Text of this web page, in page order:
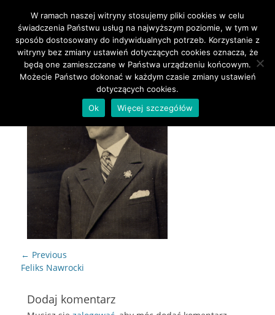
Primary Menu
Skip
to
content
Nawigacja
wpisu
← Previous
Previous
Feliks Nawrocki
Dodaj komentarz
W ramach naszej witryny stosujemy pliki cookies w celu
świadczenia Państwu usług na najwyższym poziomie, w tym w
sposób dostosowany do indywidualnych potrzeb. Korzystanie z
witryny bez zmiany ustawień dotyczących cookies oznacza, że
będą one zamieszczane w Państwa urządzeniu końcowym.
Możecie Państwo dokonać w każdym czasie zmiany ustawień
dotyczących cookies.
Ok
Więcej szczegółów